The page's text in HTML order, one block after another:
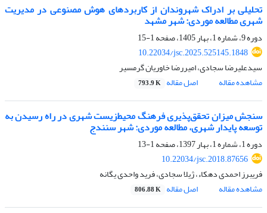
تحلیلی بر ادراک شهروندان از کاربردهای هوش مصنوعی در مدیریت
شهری مطالعه موردی: شهر مشهد
دوره 9، شماره 1، بهار 1405، صفحه
1-15
10.22034/jsc.2025.525145.1848
سیدعلیرضا سجادی، امیررضا خاوریان گرمسیر
مشاهده مقاله
اصل مقاله 793.9 K
سنجش میزان تحقق‌پذیری فرهنگ محیط‌زیست شهری در راه رسیدن به
توسعه پایدار شهری، مطالعه موردی: شهر سنندج
دوره 1، شماره 1، بهار 1397، صفحه
1-13
10.22034/jsc.2018.87656
فریبرز احمدی دهکاء، ژیلا سجادی، فرید واحدی یگانه
مشاهده مقاله
اصل مقاله 806.88 K